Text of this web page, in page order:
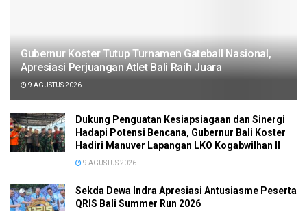
Gubernur Koster Tutup Turnamen Gateball Nasional,
Apresiasi Perjuangan Atlet Bali Raih Juara
9 AGUSTUS 2026
Dukung Penguatan Kesiapsiagaan dan Sinergi
Hadapi Potensi Bencana, Gubernur Bali Koster
Hadiri Manuver Lapangan LKO Kogabwilhan II
9 AGUSTUS 2026
Sekda Dewa Indra Apresiasi Antusiasme Peserta
QRIS Bali Summer Run 2026